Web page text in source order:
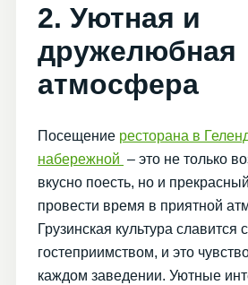
2. Уютная и
дружелюбная
атмосфера
Посещение ресторана в
набережной – это не только
вкусно поесть, но и
провести время в приятной
Грузинская культура славится
гостеприимством, и это
каждом заведении. Уютные